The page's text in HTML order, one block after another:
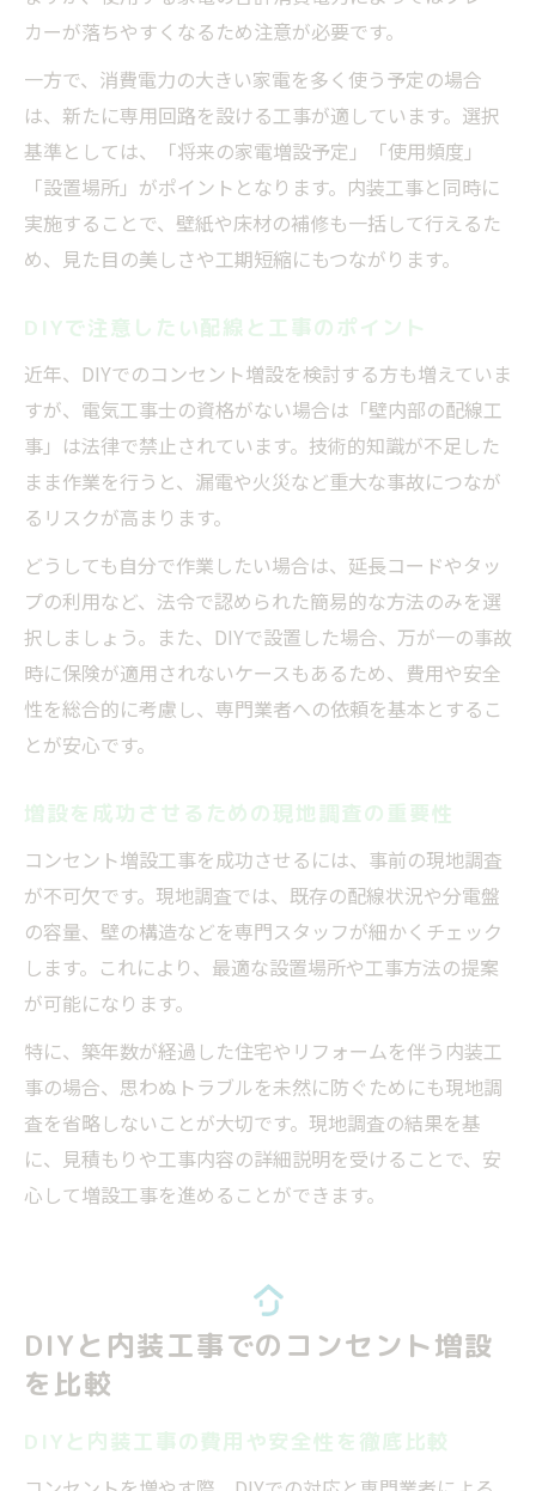
カーが落ちやすくなるため注意が必要です。
一方で、消費電力の大きい家電を多く使う予定の場合
は、新たに専用回路を設ける工事が適しています。選択
基準としては、「将来の家電増設予定」「使用頻度」
「設置場所」がポイントとなります。内装工事と同時に
実施することで、壁紙や床材の補修も一括して行えるた
め、見た目の美しさや工期短縮にもつながります。
DIYで注意したい配線と工事のポイント
近年、DIYでのコンセント増設を検討する方も増えていま
すが、電気工事士の資格がない場合は「壁内部の配線工
事」は法律で禁止されています。技術的知識が不足した
まま作業を行うと、漏電や火災など重大な事故につなが
るリスクが高まります。
どうしても自分で作業したい場合は、延長コードやタッ
プの利用など、法令で認められた簡易的な方法のみを選
択しましょう。また、DIYで設置した場合、万が一の事故
時に保険が適用されないケースもあるため、費用や安全
性を総合的に考慮し、専門業者への依頼を基本とするこ
とが安心です。
増設を成功させるための現地調査の重要性
コンセント増設工事を成功させるには、事前の現地調査
が不可欠です。現地調査では、既存の配線状況や分電盤
の容量、壁の構造などを専門スタッフが細かくチェック
します。これにより、最適な設置場所や工事方法の提案
が可能になります。
特に、築年数が経過した住宅やリフォームを伴う内装工
事の場合、思わぬトラブルを未然に防ぐためにも現地調
査を省略しないことが大切です。現地調査の結果を基
に、見積もりや工事内容の詳細説明を受けることで、安
心して増設工事を進めることができます。
DIYと内装工事でのコンセント増設
を比較
DIYと内装工事の費用や安全性を徹底比較